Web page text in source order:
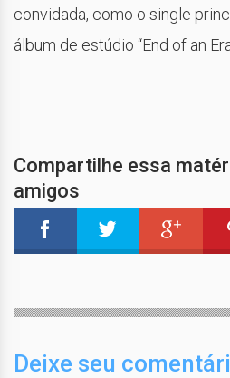
convidada, como o single
álbum de estúdio “End of an
Compartilhe essa
amigos
Deixe seu